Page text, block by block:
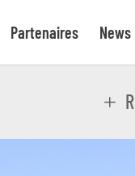
Partenaires News